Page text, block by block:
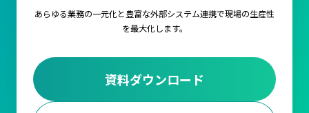
あらゆる業務の一元化と豊富な外部システム連携で現場の生産性
を最大化します。
資料ダウンロード